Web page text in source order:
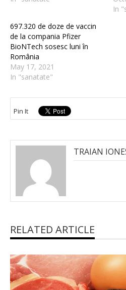
In
697.320 de doze de vaccin
de la compania Pfizer
BioNTech sosesc luni în
România
May 17, 2021
In "sanatate"
Pin It
TRAIAN
RELATED ARTICLE